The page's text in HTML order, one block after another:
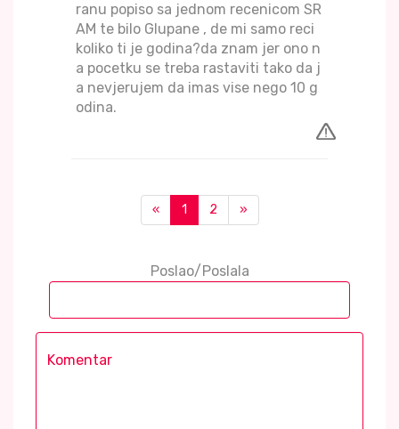
ranu popiso sa jednom recenicom SR
AM te bilo Glupane , de mi samo reci
koliko ti je godina?da znam jer ono n
a pocetku se treba rastaviti tako da j
a nevjerujem da imas vise nego 10 g
odina.
« 1 2 »
Poslao/Poslala